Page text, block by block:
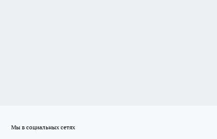
Мы в социальных сетях